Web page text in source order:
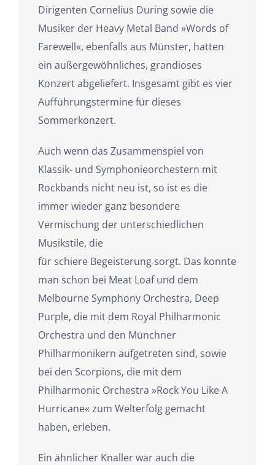
Dirigenten Cornelius During sowie die
Musiker der Heavy Metal Band »Words of
Farewell«, ebenfalls aus Münster, hatten
ein außergewöhnliches, grandioses
Konzert abgeliefert. Insgesamt gibt es vier
Aufführungstermine für dieses
Sommerkonzert.
Auch wenn das Zusammenspiel von
Klassik- und Symphonieorchestern mit
Rockbands nicht neu ist, so ist es die
immer wieder ganz besondere
Vermischung der unterschiedlichen
Musikstile, die
für schiere Begeisterung sorgt. Das konnte
man schon bei Meat Loaf und dem
Melbourne Symphony Orchestra, Deep
Purple, die mit dem Royal Philharmonic
Orchestra und den Münchner
Philharmonikern aufgetreten sind, sowie
bei den Scorpions, die mit dem
Philharmonic Orchestra »Rock You Like A
Hurricane« zum Welterfolg gemacht
haben, erleben.
Ein ähnlicher Knaller war auch die